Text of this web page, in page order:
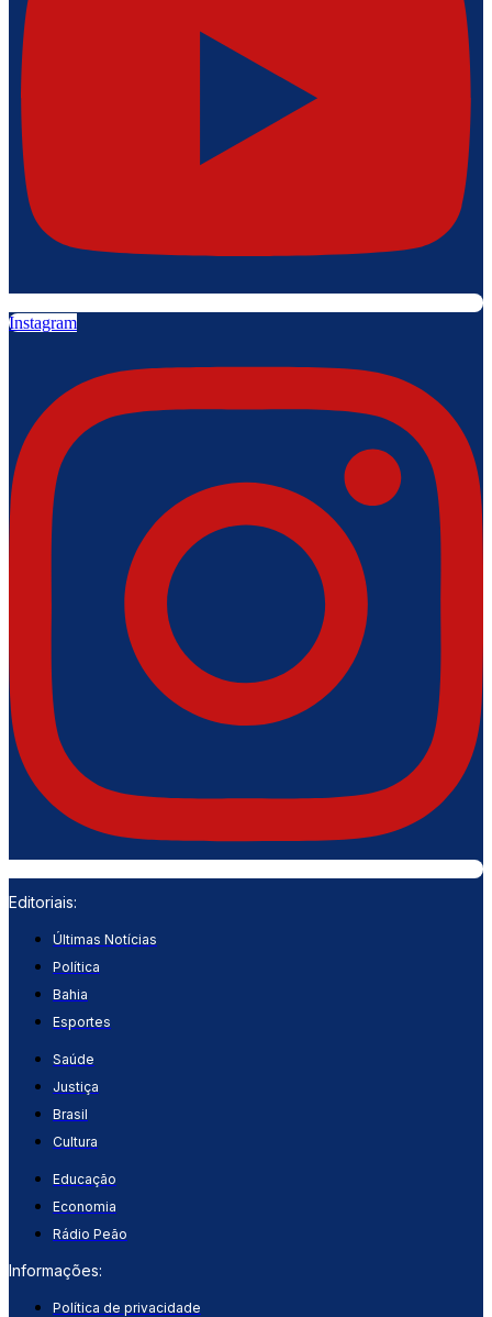
Instagram
Editoriais:
Últimas Notícias
Política
Bahia
Esportes
Saúde
Justiça
Brasil
Cultura
Educação
Economia
Rádio Peão
Informações:
Política de privacidade